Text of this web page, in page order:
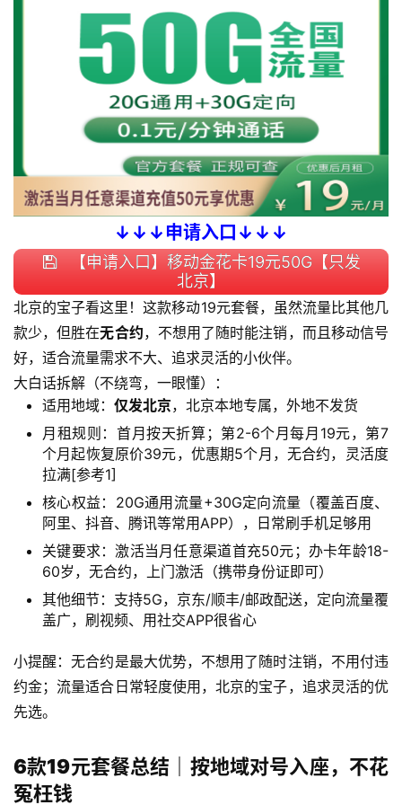
↓↓↓申请入口↓↓↓
【申请入口】移动金花卡19元50G【只发
北京】
北京的宝子看这里！这款移动19元套餐，虽然流量比其他几
款少，但胜在无合约，不想用了随时能注销，而且移动信号
好，适合流量需求不大、追求灵活的小伙伴。
大白话拆解（不绕弯，一眼懂）：
适用地域： 仅发北京，北京本地专属，外地不发货
月租规则：首月按天折算；第2-6个月每月19元，第7
个月起恢复原价39元，优惠期5个月，无合约，灵活度
拉满[参考1]
核心权益：20G通用流量+30G定向流量（覆盖百度、
阿里、抖音、腾讯等常用APP），日常刷手机足够用
关键要求：激活当月任意渠道首充50元；办卡年龄18-
60岁，无合约，上门激活（携带身份证即可）
其他细节：支持5G，京东/顺丰/邮政配送，定向流量覆
盖广，刷视频、用社交APP很省心
小提醒：无合约是最大优势，不想用了随时注销，不用付违
约金；流量适合日常轻度使用，北京的宝子，追求灵活的优
先选。
6款19元套餐总结｜按地域对号入座，不花
冤枉钱